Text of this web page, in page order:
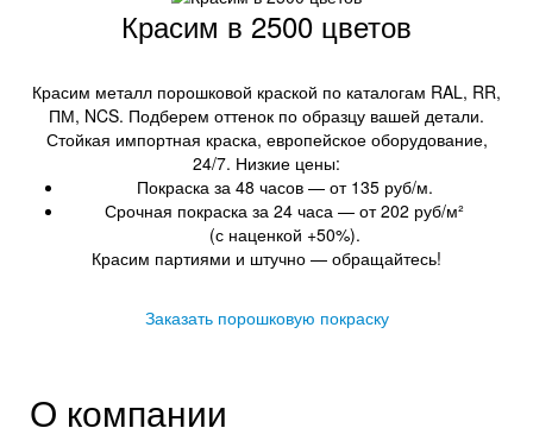
Красим в 2500 цветов
Красим металл порошковой краской по каталогам RAL, RR,
ПМ, NCS. Подберем оттенок по образцу вашей детали.
Стойкая импортная краска, европейское оборудование,
24/7. Низкие цены:
Покраска за 48 часов — от 135 руб/м.
Срочная покраска за 24 часа — от 202 руб/м²
(с наценкой +50%).
Красим партиями и штучно — обращайтесь!
Заказать порошковую покраску
О компании